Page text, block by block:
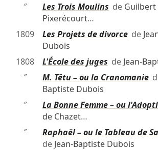
″
Les Trois Moulins de Guilbert
Pixerécourt…
1809
Les Projets de divorcede
Dubois
1808
L'École des juges de Jean-
″
M. Têtu – ou la Cranomanie
Baptiste Dubois
″
La Bonne Femme – ou
de Chazet…
″
Raphaël – ou le Tableau de
de Jean-Baptiste Dubois